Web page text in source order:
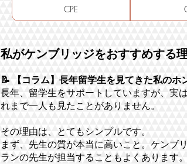
CPE
私がケンブリッジをおすすめする
📝 【コラム】長年留学生を見てきた私の
長年、留学生をサポートしていますが、実は
れまで一人も見たことがありません。
その理由は、とてもシンプルです。
まず、先生の質が本当に高いこと。ケンブ
ランの先生が担当することもよくあります